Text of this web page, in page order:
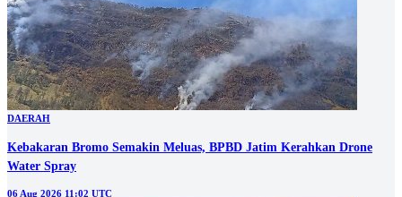
DAERAH
Kebakaran Bromo Semakin Meluas, BPBD Jatim Kerahkan Drone
Water Spray
06 Aug 2026 11:02 UTC